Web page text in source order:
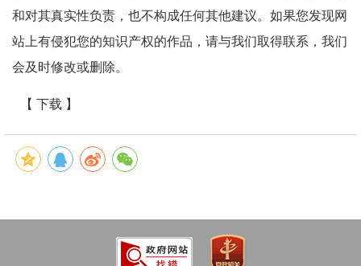
和对其真实性负责，也不构成任何其他建议。如果您发现网
站上有侵犯您的知识产权的作品，请与我们取得联系，我们
会及时修改或删除。
【 下载 】